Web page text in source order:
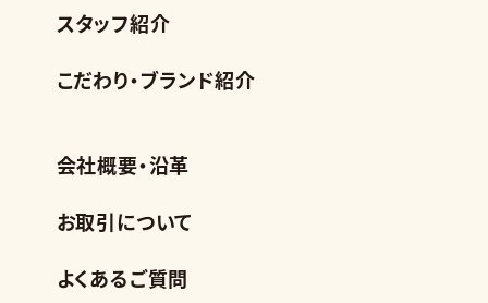
スタッフ紹介
こだわり・ブランド紹介
会社概要・沿革
お取引について
よくあるご質問